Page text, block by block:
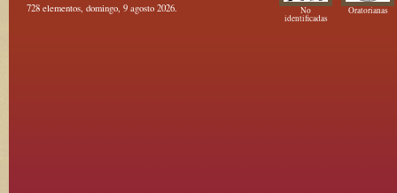
728 elementos, domingo, 9 agosto 2026. No
identificadas
Oratorianas